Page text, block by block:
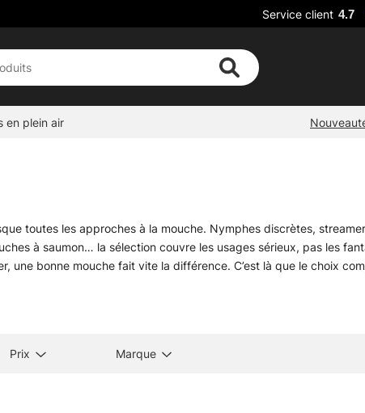
Service client 4.7
en plein air
toutes les approches à la mouche. Nymphes discrètes,
à saumon… la sélection couvre les usages sérieux, pas les
une bonne mouche fait vite la différence. C’est là que le choix
des matériaux cohérents et un comportement prévisible dans
Prix Marque